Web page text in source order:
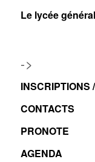
Le lycée général
->
INSCRIPTIONS
CONTACTS
PRONOTE
AGENDA